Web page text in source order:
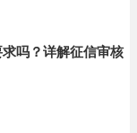
吗？详解征信审核